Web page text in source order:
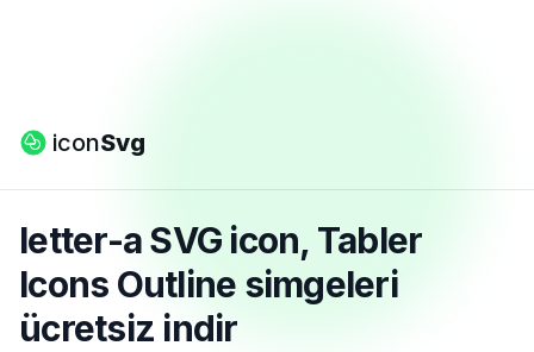
iconSvg
letter-a SVG icon, Tabler
Icons Outline simgeleri
ücretsiz indir